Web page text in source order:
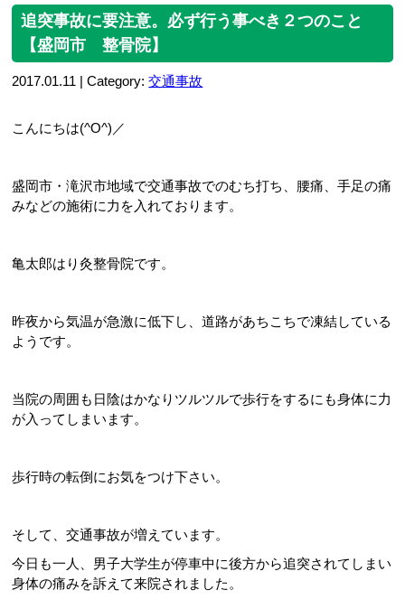
追突事故に要注意。必ず行う事べき２つのこと
【盛岡市 整骨院】
2017.01.11 | Category:交通事故
こんにちは(^O^)／
盛岡市・滝沢市地域で交通事故でのむち打ち、腰痛、手足の痛
みなどの施術に力を入れております。
亀太郎はり灸整骨院です。
昨夜から気温が急激に低下し、道路があちこちで凍結している
ようです。
当院の周囲も日陰はかなりツルツルで歩行をするにも身体に力
が入ってしまいます。
歩行時の転倒にお気をつけ下さい。
そして、交通事故が増えています。
今日も一人、男子大学生が停車中に後方から追突されてしまい
身体の痛みを訴えて来院されました。